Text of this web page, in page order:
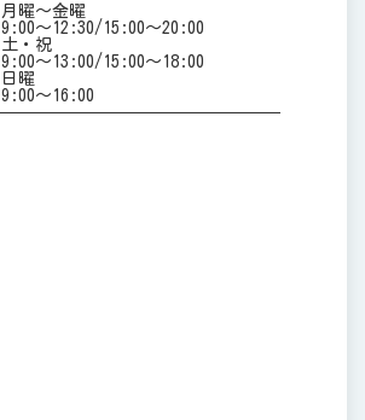
月曜～金曜
9:00～12:30/15:00～20:00
土・祝
9:00～13:00/15:00～18:00
日曜
9:00～16:00